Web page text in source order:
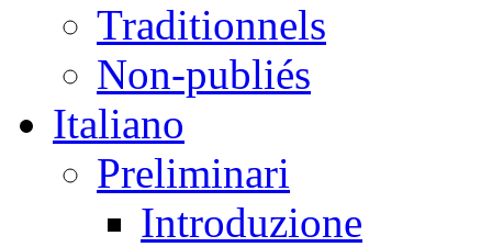
Traditionnels
Non-publiés
Italiano
Preliminari
Introduzione